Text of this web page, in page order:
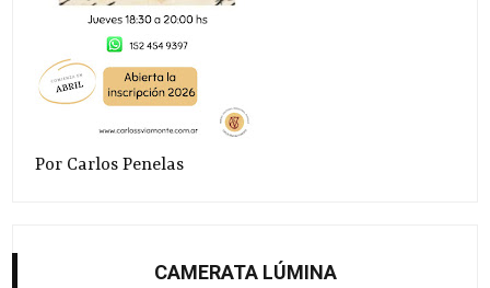
Por Carlos Penelas
CAMERATA LÚMINA